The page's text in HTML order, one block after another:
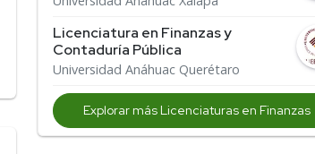
Licenciatura en Finanzas y
Contaduría Pública
Universidad Anáhuac Querétaro
Explorar más Licenciaturas en Finanzas